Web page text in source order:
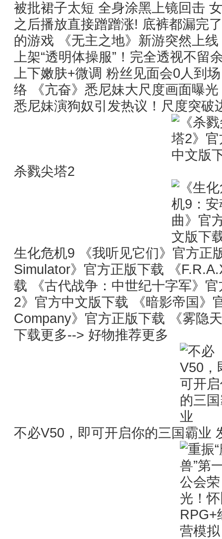
被批裙子太短 全身涂黑上镜回击
之后播放直接蹭蹭涨! 底裤都漏完
的游戏 《无主之地》新游突然上
上架“透明体操服”！完全透视不留
上下嫩肤+微调 粉丝见面会0人到
络 《亢奋》悉尼妹大尺度画面曝
悉尼妹演狗奴引发热议！尺度突破
杀戮尖塔2
生化危机9 《我听见它们》官方正
Simulator》官方正版下载 《
载 《古代战争：中世纪十字军》
2》官方中文版下载 《暗影帝国》
Company》官方正版下载 《雾隐
下载更多--> 好物推荐更多
不必V50，即可开启你的三国霸业